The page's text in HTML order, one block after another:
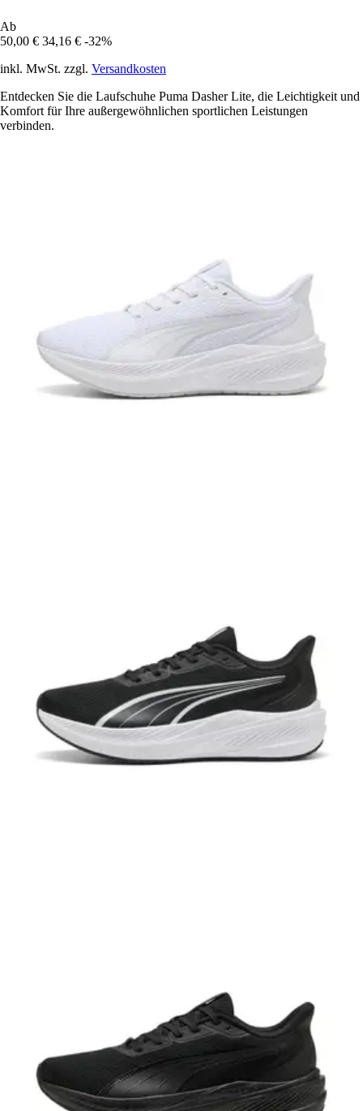
Ab
50,00 € 34,16 € -32%
inkl. MwSt. zzgl. Versandkosten
Entdecken Sie die Laufschuhe Puma Dasher Lite, die Leichtigkeit und
Komfort für Ihre außergewöhnlichen sportlichen Leistungen
verbinden.